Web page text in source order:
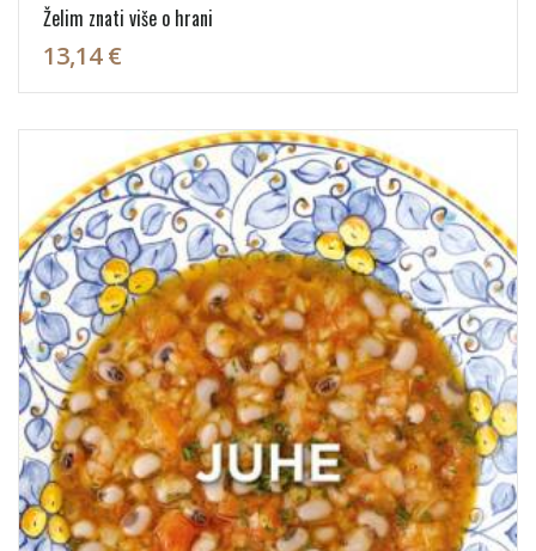
Želim znati više o hrani
13,14 €